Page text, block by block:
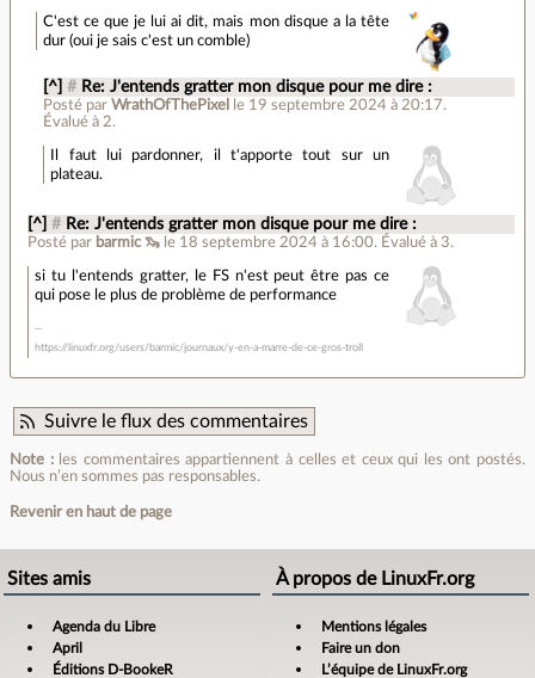
C'est ce que je lui ai dit, mais mon disque a la tête
dur (oui je sais c'est un comble)
[^] # Re: J'entends gratter mon disque pour me dire :
Posté par WrathOfThePixel le 19 septembre 2024 à 20:17.
Évalué à 2.
Il faut lui pardonner, il t'apporte tout sur un
plateau.
[^] # Re: J'entends gratter mon disque pour me dire :
Posté par barmic 🦦 le 18 septembre 2024 à 16:00. Évalué à 3.
si tu l'entends gratter, le FS n'est peut être pas ce
qui pose le plus de problème de performance
https://linuxfr.org/users/barmic/journaux/y-en-a-marre-de-ce-gros-troll
Suivre le flux des commentaires
Note :les commentaires appartiennent à celles et ceux qui les ont postés.
Nous n’en sommes pas responsables.
Revenir en haut de page
Sites amis
Agenda du Libre
April
Éditions D-BookeR
À propos de LinuxFr.org
Mentions légales
Faire un don
L’équipe de LinuxFr.org